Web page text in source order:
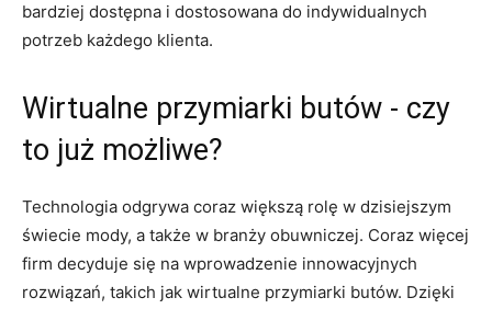
bardziej dostępna i⁢ dostosowana do indywidualnych
potrzeb każdego ‍klienta.
Wirtualne przymiarki butów -‌ czy
to już możliwe?
Technologia​ odgrywa coraz‌ większą rolę w dzisiejszym‍
świecie mody, a także ⁣w branży obuwniczej. Coraz więcej
firm decyduje się na wprowadzenie innowacyjnych
rozwiązań, takich jak wirtualne przymiarki butów. Dzięki